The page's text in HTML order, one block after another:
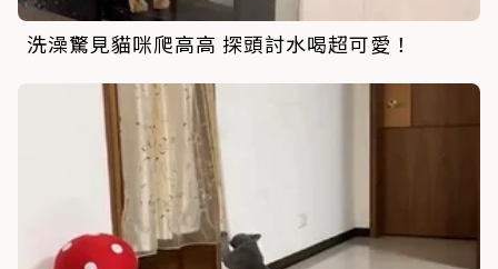
洗澡驚見貓咪爬高高 探頭討水喝超可愛！